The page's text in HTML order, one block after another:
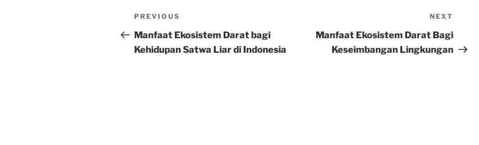
Post
navigation
Previous
Post
PREVIOUS
Manfaat Ekosistem Darat bagi
Kehidupan Satwa Liar di Indonesia
Post
NEXT
Manfaat Ekosistem Darat Bagi
Keseimbangan Lingkungan